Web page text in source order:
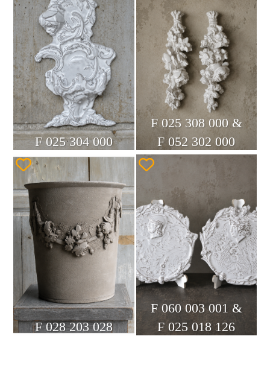
F 025 304 000
F 025 308 000 &
F 052 302 000
F 028 203 028
F 060 003 001 &
F 025 018 126